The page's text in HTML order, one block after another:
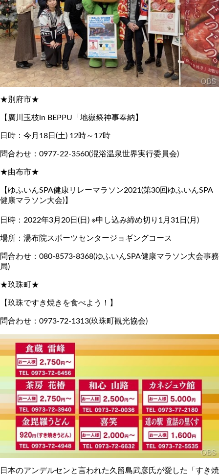
★別府市★
【廣川玉枝in BEPPU「地嶽祭神事奉納】
日時：今月18日(土) 12時～17時
問合わせ：0977-22-3560(混浴温泉世界実行委員会)
★由布市★
【ゆふいんSPA健康リレーマラソン2021(第30回ゆふいんSPA
健康マラソン大会)】
日時：2022年3月20日(日) ※申し込み締め切り1月31日(月)
場所：湯布院スポーツセンタージョギングコース
問合わせ：080-8573-8368(ゆふいんSPA健康マラソン大会事務
局)
★玖珠町★
【玖珠ですき焼きを食べよう！】
問合わせ：0973-72-1313(玖珠町観光協会)
日本のアンデルセンと言われた久留島武彦氏が愛した「すき焼